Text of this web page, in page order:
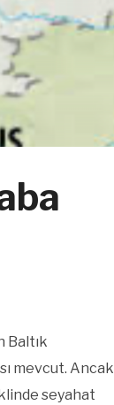
Baltık
mevcut. Ancak
seyahat